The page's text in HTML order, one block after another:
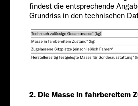
findest die entsprechende
Grundriss in den technischen
2. Die Masse in fahrbereitem
Preis ab
Größe